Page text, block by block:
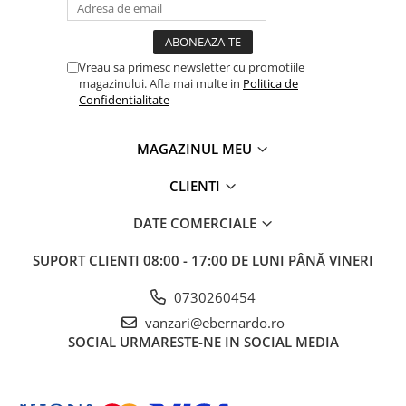
Masini pneumatice de filetat
Masini electrice de filetat
Exhaustor pentru aschii metal
Masini de gaurit cu talpa
Universale de strung si accesorii
Falci pentru 3 bacuri PS3/ PO3
Falci pentru 4 bacuri PS4/ PO4
Fălcile pentru 3-bacuri DK11
Fălcile pentru 4-bacuri DK12
Mandrine independente
Vreau sa primesc newsletter cu promotiile
magazinului. Afla mai multe in Politica de
Confidentialitate
MAGAZINUL MEU
CLIENTI
DATE COMERCIALE
SUPORT CLIENTI 08:00 - 17:00 DE LUNI PÂNĂ VINERI
0730260454
vanzari@ebernardo.ro
SOCIAL URMARESTE-NE IN SOCIAL MEDIA